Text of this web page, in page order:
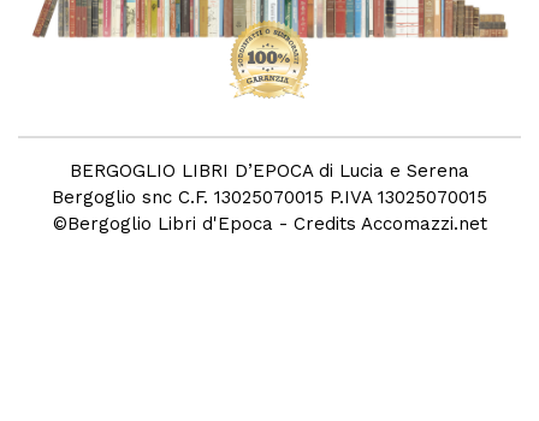
BERGOGLIO LIBRI D’EPOCA di Lucia e Serena
Bergoglio snc C.F. 13025070015 P.IVA 13025070015
©Bergoglio Libri d'Epoca - Credits Accomazzi.net